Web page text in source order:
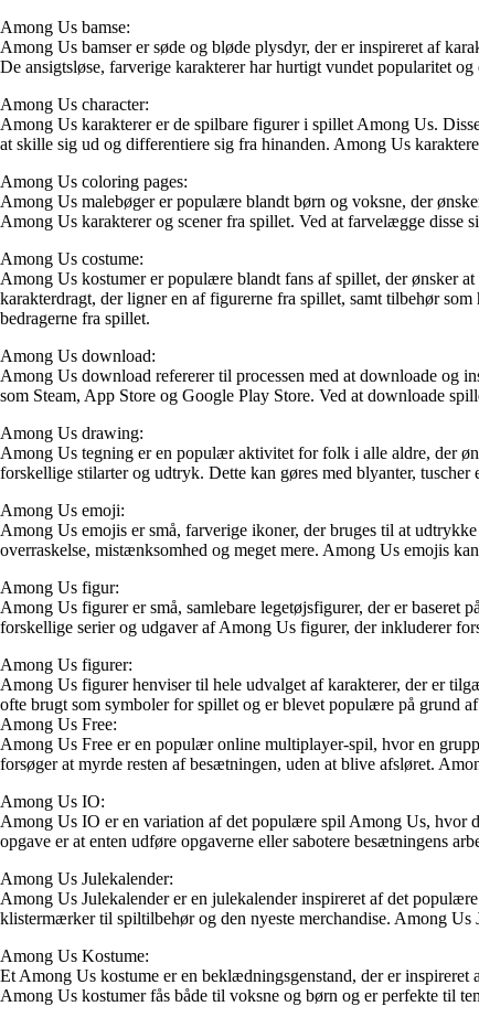
Among Us bamse:
Among Us bamser er søde og bløde plysdyr, der er inspireret af
De ansigtsløse, farverige karakterer har hurtigt vundet popularitet
Among Us character:
Among Us karakterer er de spilbare figurer i spillet Among Us.
at skille sig ud og differentiere sig fra hinanden. Among Us
Among Us coloring pages:
Among Us malebøger er populære blandt børn og voksne, der
Among Us karakterer og scener fra spillet. Ved at farvelægge disse
Among Us costume:
Among Us kostumer er populære blandt fans af spillet, der ønsker
karakterdragt, der ligner en af figurerne fra spillet, samt tilbehør
bedragerne fra spillet.
Among Us download:
Among Us download refererer til processen med at downloade og
som Steam, App Store og Google Play Store. Ved at downloade
Among Us drawing:
Among Us tegning er en populær aktivitet for folk i alle aldre, der
forskellige stilarter og udtryk. Dette kan gøres med blyanter,
Among Us emoji:
Among Us emojis er små, farverige ikoner, der bruges til at
overraskelse, mistænksomhed og meget mere. Among Us emojis
Among Us figur:
Among Us figurer er små, samlebare legetøjsfigurer, der er
forskellige serier og udgaver af Among Us figurer, der inkluderer
Among Us figurer:
Among Us figurer henviser til hele udvalget af karakterer, der er
ofte brugt som symboler for spillet og er blevet populære på grund
Among Us Free:
Among Us Free er en populær online multiplayer-spil, hvor en
forsøger at myrde resten af besætningen, uden at blive afsløret.
Among Us IO:
Among Us IO er en variation af det populære spil Among Us, hvor
opgave er at enten udføre opgaverne eller sabotere besætningens
Among Us Julekalender:
Among Us Julekalender er en julekalender inspireret af det
klistermærker til spiltilbehør og den nyeste merchandise. Among
Among Us Kostume:
Et Among Us kostume er en beklædningsgenstand, der er
Among Us kostumer fås både til voksne og børn og er perfekte til